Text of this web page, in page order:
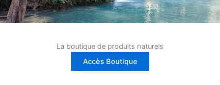
La boutique de produits naturels
Accès Boutique